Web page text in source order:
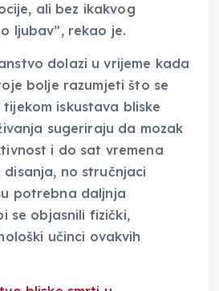
ali bez ikakvog
ljubav”, rekao je.
dolazi u vrijeme kada
bolje razumjeti što se
iskustava bliske
sugeriraju da mozak
i do sat vremena
no stručnjaci
potrebna daljnja
se objasnili fizički,
učinci ovakvih